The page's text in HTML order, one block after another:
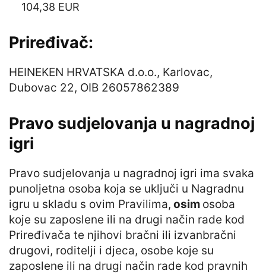
104,38 EUR
Priređivač:
HEINEKEN HRVATSKA d.o.o., Karlovac,
Dubovac 22, OIB 26057862389
Pravo sudjelovanja u nagradnoj
igri
Pravo sudjelovanja u nagradnoj igri ima svaka
punoljetna osoba koja se uključi u Nagradnu
igru u skladu s ovim Pravilima, osim osoba
koje su zaposlene ili na drugi način rade kod
Priređivača te njihovi bračni ili izvanbračni
drugovi, roditelji i djeca, osobe koje su
zaposlene ili na drugi način rade kod pravnih